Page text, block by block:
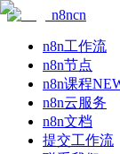
n8ncn
n8n工作流
n8n节点
n8n课程
n8n云服务
n8n文档
提交工作流